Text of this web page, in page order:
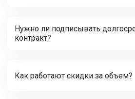
Нужно ли подписывать
контракт?
Как работают скидки за объем?